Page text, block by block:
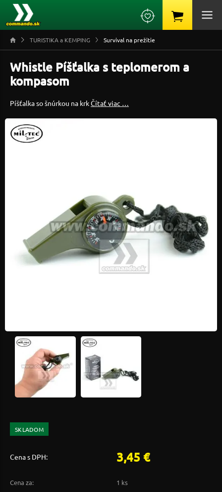
TURISTIKA a KEMPING Survival na prežitie
Whistle Píšťalka s teplomerom a
kompasom
Píšťalka so šnúrkou na krkČítať viac …
SKLADOM
Cena s DPH: 3,45 €
Cena za:
1 ks